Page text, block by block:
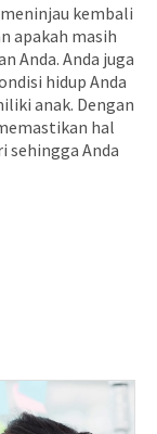
kembali
apakah masih
Anda. Anda juga
hidup Anda
anak. Dengan
hal
sehingga Anda